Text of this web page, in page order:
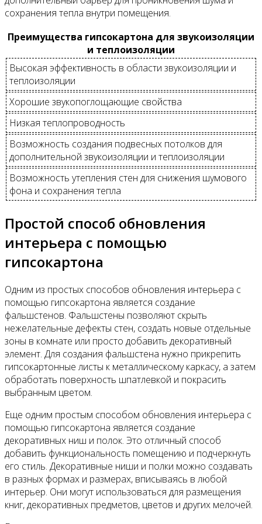
сохранения тепла внутри помещения.
Преимущества гипсокартона для звукоизоляции
и теплоизоляции
Высокая эффективность в области звукоизоляции и
теплоизоляции
Хорошие звукопоглощающие свойства
Низкая теплопроводность
Возможность создания подвесных потолков для
дополнительной звукоизоляции и теплоизоляции
Возможность утепления стен для снижения шумового
фона и сохранения тепла
Простой способ обновления
интерьера с помощью
гипсокартона
Одним из простых способов обновления интерьера с
помощью гипсокартона является создание
фальшстенов. Фальшстены позволяют скрыть
нежелательные дефекты стен, создать новые отдельные
зоны в комнате или просто добавить декоративный
элемент. Для создания фальшстена нужно прикрепить
гипсокартонные листы к металлическому каркасу, а затем
обработать поверхность шпатлевкой и покрасить
выбранным цветом.
Еще одним простым способом обновления интерьера с
помощью гипсокартона является создание
декоративных ниш и полок. Это отличный способ
добавить функциональность помещению и подчеркнуть
его стиль. Декоративные ниши и полки можно создавать
в разных формах и размерах, вписываясь в любой
интерьер. Они могут использоваться для размещения
книг, декоративных предметов, цветов и других мелочей.